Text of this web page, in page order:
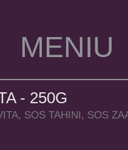
MENIU
- 250G
SOS TAHINI, SOS